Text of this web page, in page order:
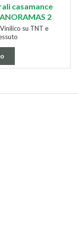
casamance
2
su TNT e